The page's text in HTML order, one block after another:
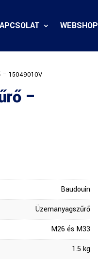
WEBSHOP
– 15049010V
–
Baudouin
Üzemanyagszűrő
M26 és M33
1.5 kg